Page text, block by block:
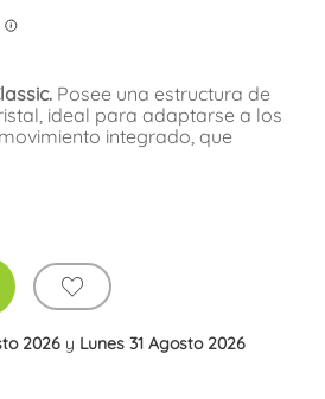
Posee una estructura de
ideal para adaptarse a los
integrado, que
2026 y Lunes 31 Agosto 2026